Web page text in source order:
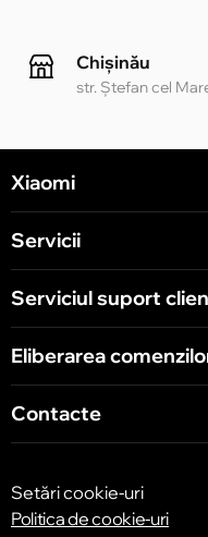
Chișinău
str. Ștefan cel
Chișinău
str. Arborilor 21,
Xiaomi
Servicii
Serviciul suport
Eliberarea
Contacte
Setări cookie-uri
Politica de cookie-uri